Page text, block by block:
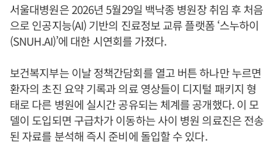
서울대병원은 2026년 5월29일 백낙종 병원장 취임 후 처음
으로 인공지능(AI) 기반의 진료정보 교류 플랫폼 ‘스누하이
(SNUH.AI)’에 대한 시연회를 가졌다.
보건복지부는 이날 정책간담회를 열고 버튼 하나만 누르면
환자의 초진 요약 기록과 의료 영상들이 디지털 패키지 형
태로 다른 병원에 실시간 공유되는 체계를 공개했다. 이 모
델이 도입되면 구급차가 이동하는 사이 병원 의료진은 전송
된 자료를 분석해 즉시 준비에 돌입할 수 있다.